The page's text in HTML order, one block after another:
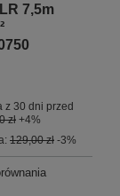
7,5m
z 30 dni przed
zł +4%
129,00 zł -3%